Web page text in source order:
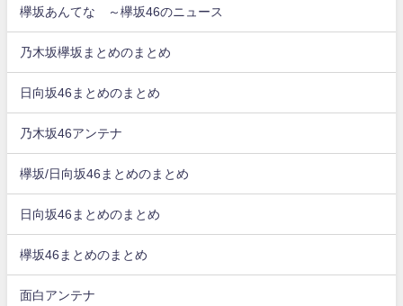
欅坂あんてな ～欅坂46のニュース
乃木坂欅坂まとめのまとめ
日向坂46まとめのまとめ
乃木坂46アンテナ
欅坂/日向坂46まとめのまとめ
日向坂46まとめのまとめ
欅坂46まとめのまとめ
面白アンテナ